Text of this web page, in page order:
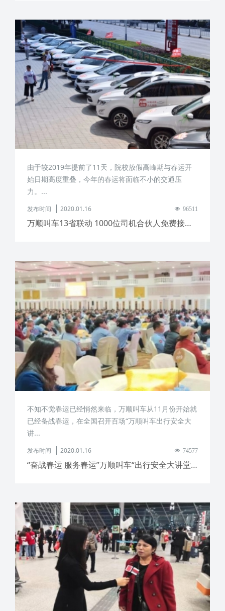
由于较2019年提前了11天，院校放假高峰期与春运开
始日期高度重叠，今年的春运将面临不小的交通压
力。...
发布时间 2020.01.16 96511
万顺叫车13省联动 1000位司机合伙人免费接你回家
不知不觉春运已经悄然来临，万顺叫车从11月份开始就
已经备战春运，在全国召开百场“万顺叫车出行安全大
讲...
发布时间 2020.01.16 74577
“奋战春运 服务春运”万顺叫车“出行安全大讲堂”东莞站顺利召开